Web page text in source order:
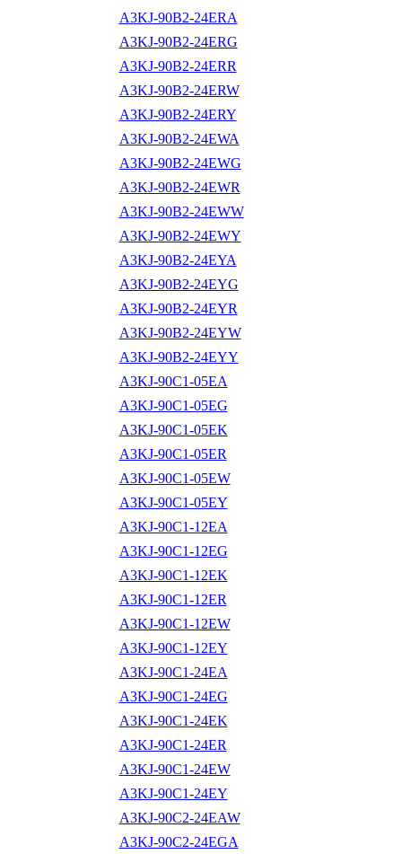
A3KJ-90B2-24ERA
A3KJ-90B2-24ERG
A3KJ-90B2-24ERR
A3KJ-90B2-24ERW
A3KJ-90B2-24ERY
A3KJ-90B2-24EWA
A3KJ-90B2-24EWG
A3KJ-90B2-24EWR
A3KJ-90B2-24EWW
A3KJ-90B2-24EWY
A3KJ-90B2-24EYA
A3KJ-90B2-24EYG
A3KJ-90B2-24EYR
A3KJ-90B2-24EYW
A3KJ-90B2-24EYY
A3KJ-90C1-05EA
A3KJ-90C1-05EG
A3KJ-90C1-05EK
A3KJ-90C1-05ER
A3KJ-90C1-05EW
A3KJ-90C1-05EY
A3KJ-90C1-12EA
A3KJ-90C1-12EG
A3KJ-90C1-12EK
A3KJ-90C1-12ER
A3KJ-90C1-12EW
A3KJ-90C1-12EY
A3KJ-90C1-24EA
A3KJ-90C1-24EG
A3KJ-90C1-24EK
A3KJ-90C1-24ER
A3KJ-90C1-24EW
A3KJ-90C1-24EY
A3KJ-90C2-24EAW
A3KJ-90C2-24EGA